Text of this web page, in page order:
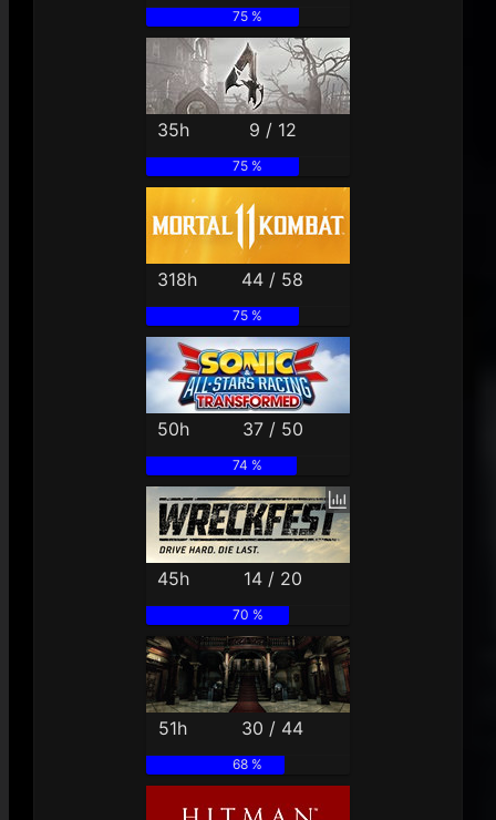
75 %
35h 9 / 12
75 %
318h 44 / 58
75 %
50h 37 / 50
74 %
45h 14 / 20
70 %
51h 30 / 44
68 %